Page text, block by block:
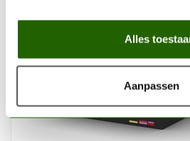
Alles
Aanpassen